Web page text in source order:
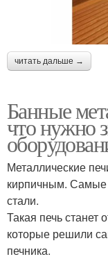
читать дальше →
Банные
что нужно
Металлические
кирпичным. Самые
стали.
Такая печь
которые решили
печника.